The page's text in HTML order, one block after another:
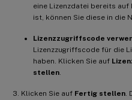
eine Lizenzdatei bereits
ist, können Sie diese in die
Lizenzzugriffscode
Lizenzzugriffscode für die
haben. Klicken Sie auf
stellen.
Klicken Sie auf Fertig stellen.